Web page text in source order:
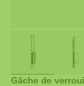
Gâche de